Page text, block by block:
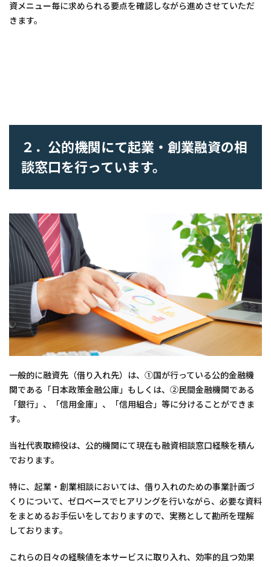
資メニュー毎に求められる要点を確認しながら進めさせていただ
きます。
２．公的機関にて起業・創業融資の相
談窓口を行っています。
一般的に融資先（借り入れ先）は、①国が行っている公的金融機
関である「日本政策金融公庫」もしくは、②民間金融機関である
「銀行」、「信用金庫」、「信用組合」等に分けることができま
す。
当社代表取締役は、公的機関にて現在も融資相談窓口経験を積ん
でおります。
特に、起業・創業相談においては、借り入れのための事業計画づ
くりについて、ゼロベースでヒアリングを行いながら、必要な資料
をまとめるお手伝いをしておりますので、実務として勘所を理解
しております。
これらの日々の経験値を本サービスに取り入れ、効率的且つ効果